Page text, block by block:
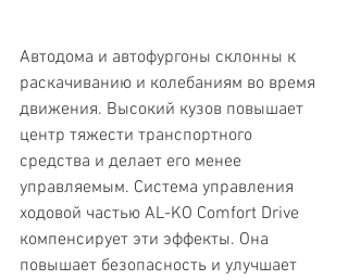
Автодома и автофургоны склонны к
раскачиванию и колебаниям во время
движения. Высокий кузов повышает
центр тяжести транспортного
средства и делает его менее
управляемым. Система управления
ходовой частью AL-KO Comfort Drive
компенсирует эти эффекты. Она
повышает безопасность и улучшает